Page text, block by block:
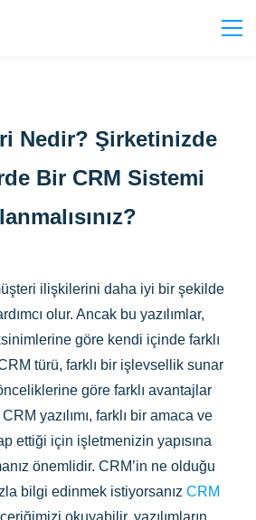
Nedir? Şirketinizde
Bir CRM Sistemi
ilişkilerini daha iyi bir şekilde
olur. Ancak bu yazılımlar,
göre kendi içinde farklı
türü, farklı bir işlevsellik sunar
göre farklı avantajlar
yazılımı, farklı bir amaca ve
ettiği için işletmenizin yapısına
önemlidir. CRM’in ne olduğu
bilgi edinmek istiyorsanız CRM
okuyabilir, yazılımların